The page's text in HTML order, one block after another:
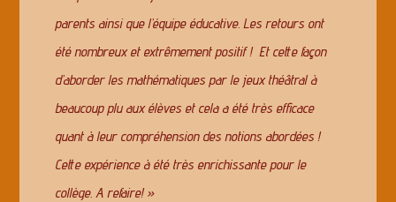
parents ainsi que l’équipe éducative. Les retours ont
été nombreux et extrêmement positif ! Et cette façon
d’aborder les mathématiques par le jeux théâtral à
beaucoup plu aux élèves et cela a été très efficace
quant à leur compréhension des notions abordées !
Cette expérience à été très enrichissante pour le
collège. A refaire! »